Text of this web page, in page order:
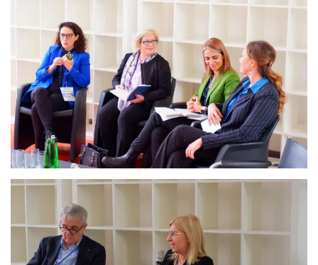
Ingrandisci